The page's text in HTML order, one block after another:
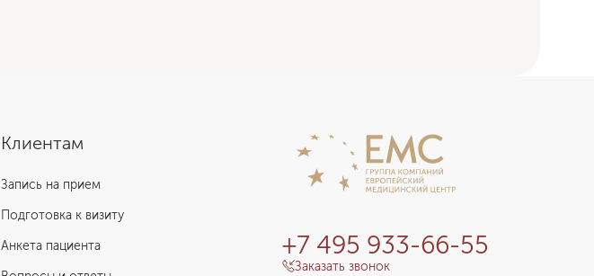
Клиентам
Запись на прием
Подготовка к визиту
Анкета пациента
+7 495 933-66-55
Заказать звонок